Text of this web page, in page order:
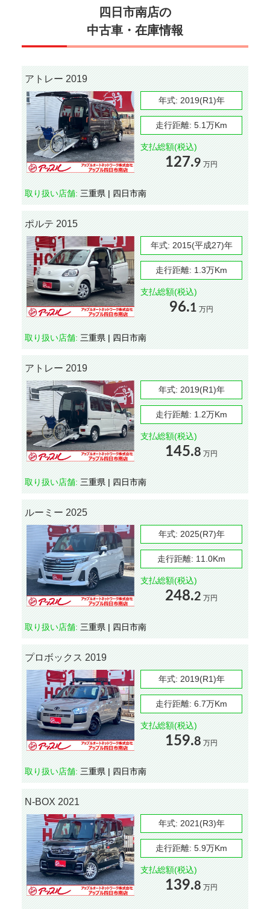
四日市南店の
中古車・在庫情報
アトレー 2019
年式: 2019(R1)年
走行距離: 5.1万Km
支払総額(税込)
127.9 万円
取り扱い店舗: 三重県 | 四日市南
ポルテ 2015
年式: 2015(平成27)年
走行距離: 1.3万Km
支払総額(税込)
96.1 万円
取り扱い店舗: 三重県 | 四日市南
アトレー 2019
年式: 2019(R1)年
走行距離: 1.2万Km
支払総額(税込)
145.8 万円
取り扱い店舗: 三重県 | 四日市南
ルーミー 2025
年式: 2025(R7)年
走行距離: 11.0Km
支払総額(税込)
248.2 万円
取り扱い店舗: 三重県 | 四日市南
プロボックス 2019
年式: 2019(R1)年
走行距離: 6.7万Km
支払総額(税込)
159.8 万円
取り扱い店舗: 三重県 | 四日市南
N-BOX 2021
年式: 2021(R3)年
走行距離: 5.9万Km
支払総額(税込)
139.8 万円